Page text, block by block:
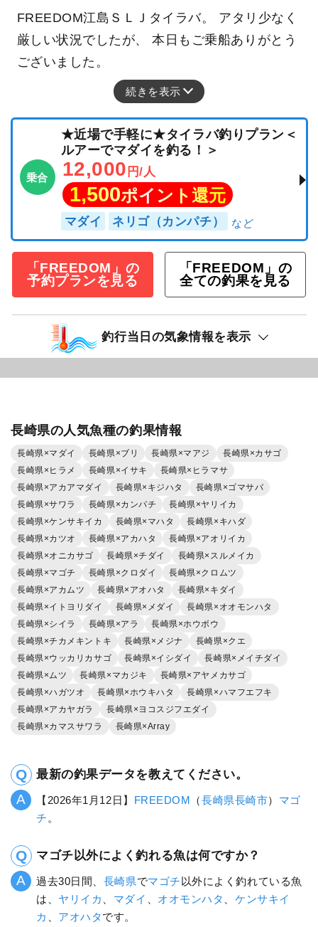
FREEDOM江島ＳＬＪタイラバ。 アタリ少なく
厳しい状況でしたが、 本日もご乗船ありがとう
ございました。
続きを表示
乗合
★近場で手軽に★タイラバ釣りプラン＜
ルアーでマダイを釣る！＞
12,000 円/人
1,500ポイント還元
マダイ ネリゴ（カンパチ）
「FREEDOM」の
予約プランを見る
「FREEDOM」の
全ての釣果を見る
釣行当日の気象情報を表示
長崎県の人気魚種の釣果情報
長崎県×マダイ 長崎県×ブリ 長崎県×マアジ
長崎県×カサゴ
長崎県×ヒラメ
長崎県×イサキ
長崎県×ヒラマサ
長崎県×アカアマダイ
長崎県×キジハタ
長崎県×ゴマサバ
長崎県×サワラ
長崎県×カンパチ
長崎県×ヤリイカ
長崎県×ケンサキイカ
長崎県×マハタ
長崎県×キハダ
長崎県×カツオ
長崎県×アカハタ
長崎県×アオリイカ
長崎県×オニカサゴ
長崎県×チダイ
長崎県×スルメイカ
長崎県×マゴチ
長崎県×クロダイ
長崎県×クロムツ
長崎県×アカムツ
長崎県×アオハタ
長崎県×キダイ
長崎県×イトヨリダイ
長崎県×メダイ
長崎県×オオモンハタ
長崎県×シイラ
長崎県×アラ
長崎県×ホウボウ
長崎県×チカメキントキ
長崎県×メジナ
長崎県×クエ
長崎県×ウッカリカサゴ
長崎県×イシダイ
長崎県×メイチダイ
長崎県×ムツ
長崎県×マカジキ
長崎県×アヤメカサゴ
長崎県×ハガツオ
長崎県×ホウキハタ
長崎県×ハマフエフキ
長崎県×アカヤガラ
長崎県×ヨコスジフエダイ
長崎県×カマスサワラ
長崎県×Array
最新の釣果データを教えてください。
【2026年1月12日】 FREEDOM （長崎県長崎市） マゴ
チ 。
マゴチ以外によく釣れる魚は何ですか？
過去30日間、 長崎県でマゴチ 以外によく釣れている魚
は、 ヤリイカ マダイ オオモンハタ
ケンサキイ
カ
アオハタです。